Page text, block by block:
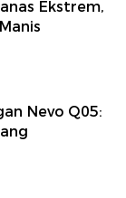
Ekstrem,
Nevo Q05: